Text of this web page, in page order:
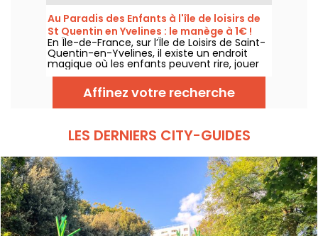
spéciale. Bienvenue aux Arènes Lyriques des
enfants, un festival pour faire découvrir la
musique classique aux plus jeunes,
entièrement gratuit.
Au Paradis des Enfants à l'île de loisirs de
St Quentin en Yvelines : le manège à 1€ !
En Île-de-France, sur l’Île de Loisirs de Saint-
Quentin-en-Yvelines, il existe un endroit
magique où les enfants peuvent rire, jouer
et profiter de manèges adaptés à leur âge :
Au Paradis des Enfants. C’est le parc le
moins cher d’Île-de-France, avec un tarif
exceptionnel de 1 € le manège.
Affinez votre recherche
LES DERNIERS CITY-GUIDES